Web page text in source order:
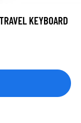
KEYBOARD